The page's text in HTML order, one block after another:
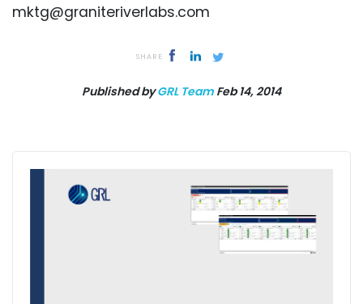
SHARE
mktg@graniteriverlabs.com
Published byGRL Team Feb 14, 2014